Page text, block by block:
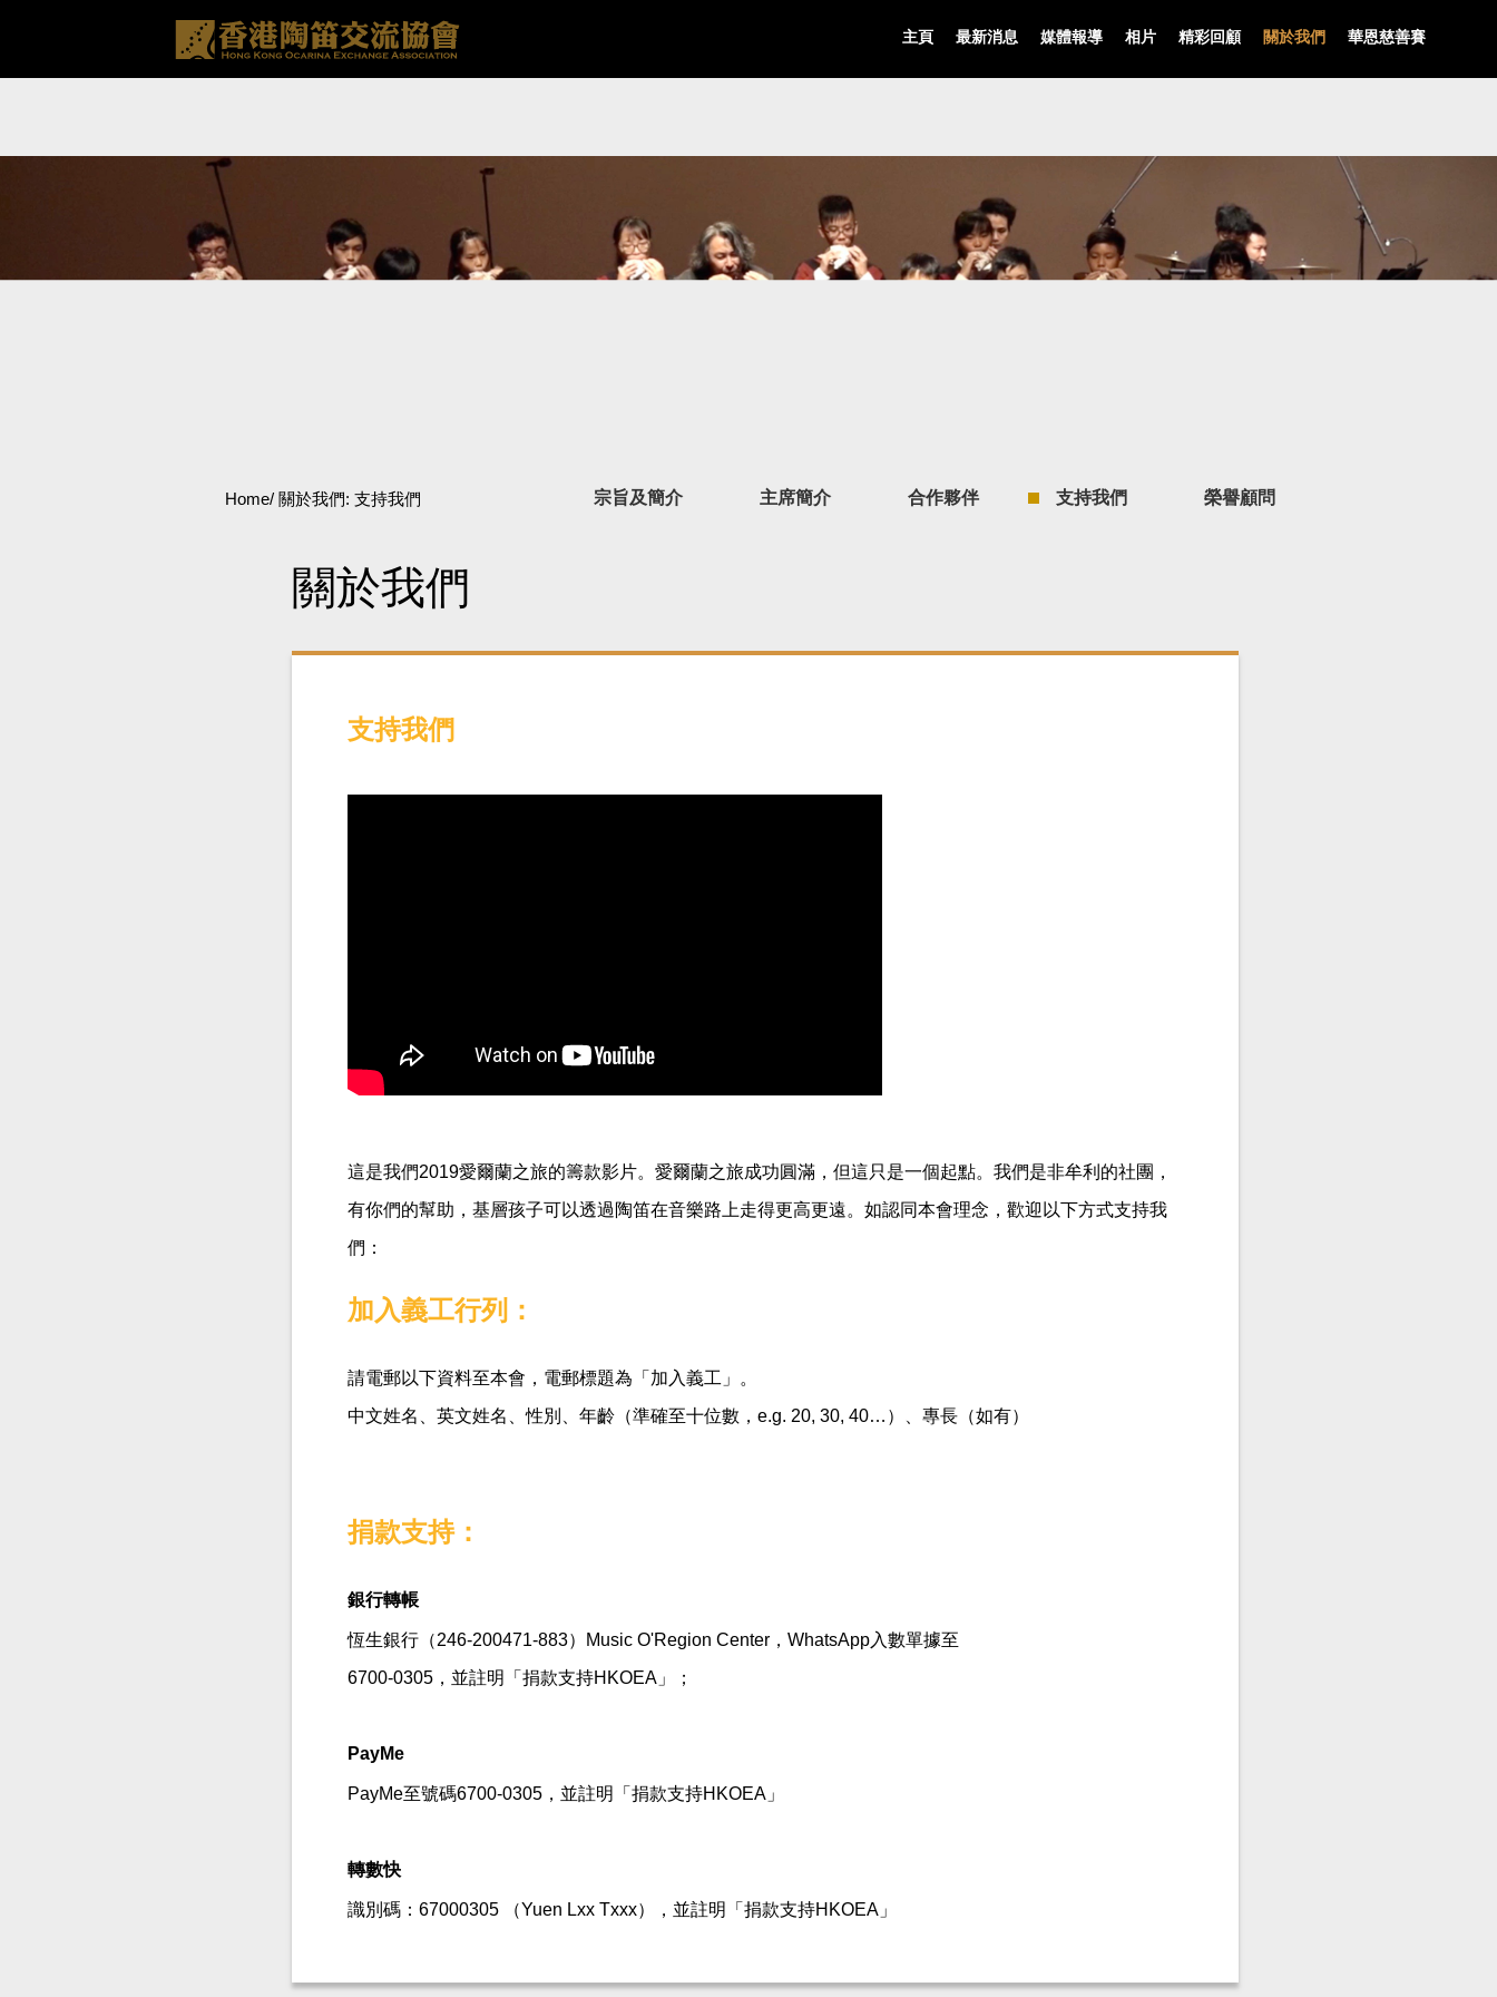
主頁 最新消息 媒體報導 相片 精彩回顧 關於我們 華恩慈善賽
Home/ 關於我們: 支持我們 宗旨及簡介 主席簡介 合作夥伴 支持我們 榮譽顧問
關於我們
支持我們
這是我們2019愛爾蘭之旅的籌款影片。愛爾蘭之旅成功圓滿，但這只是一個起點。我們是非牟利的社團，
有你們的幫助，基層孩子可以透過陶笛在音樂路上走得更高更遠。如認同本會理念，歡迎以下方式支持我
們：
加入義工行列：
請電郵以下資料至本會，電郵標題為「加入義工」。
中文姓名、英文姓名、性別、年齡（準確至十位數，e.g. 20, 30, 40…）、專長（如有）
捐款支持：
銀行轉帳
恆生銀行（246-200471-883）Music O'Region Center，WhatsApp入數單據至
6700-0305，並註明「捐款支持HKOEA」；
PayMe
PayMe至號碼6700-0305，並註明「捐款支持HKOEA」
轉數快
識別碼：67000305 （Yuen Lxx Txxx），並註明「捐款支持HKOEA」